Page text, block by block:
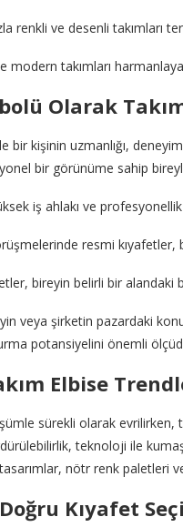
renkli ve desenli takımları
modern takımları
Olarak
bir kişinin uzmanlığı,
bir görünüme sahip
iş ahlakı ve
resmi
bireyin belirli bir
veya şirketin pazardaki
potansiyelini önemli
Elbise
sürekli olarak
teknoloji ile
nötr renk paletleri
Kıyafet